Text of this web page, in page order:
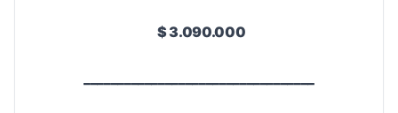
$ 3.090.000